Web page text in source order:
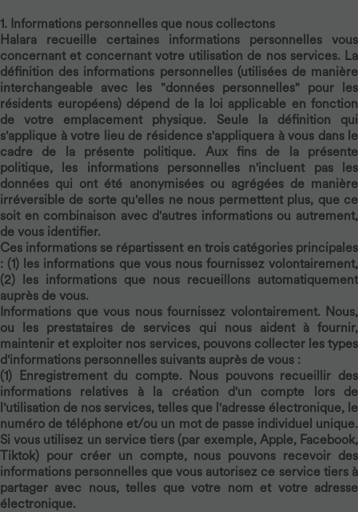
1. Informations personnelles que nous collectons
Halara recueille certaines informations personnelles vous
concernant et concernant votre utilisation de nos services. La
définition des informations personnelles (utilisées de manière
interchangeable avec les "données personnelles" pour les
résidents européens) dépend de la loi applicable en fonction
de votre emplacement physique. Seule la définition qui
s'applique à votre lieu de résidence s'appliquera à vous dans le
cadre de la présente politique. Aux fins de la présente
politique, les informations personnelles n'incluent pas les
données qui ont été anonymisées ou agrégées de manière
irréversible de sorte qu'elles ne nous permettent plus, que ce
soit en combinaison avec d'autres informations ou autrement,
de vous identifier.
Ces informations se répartissent en trois catégories principales
: (1) les informations que vous nous fournissez volontairement,
(2) les informations que nous recueillons automatiquement
auprès de vous.
Informations que vous nous fournissez volontairement. Nous,
ou les prestataires de services qui nous aident à fournir,
maintenir et exploiter nos services, pouvons collecter les types
d'informations personnelles suivants auprès de vous :
(1)
Enregistrement du compte. Nous pouvons recueillir des
informations relatives à la création d'un compte lors de
l'utilisation de nos services, telles que l'adresse électronique, le
numéro de téléphone et/ou un mot de passe individuel unique.
Si vous utilisez un service tiers (par exemple, Apple, Facebook,
Tiktok) pour créer un compte, nous pouvons recevoir des
informations personnelles que vous autorisez ce service tiers à
partager avec nous, telles que votre nom et votre adresse
électronique.